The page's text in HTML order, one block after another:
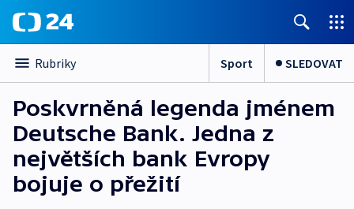
Rubriky Sport SLEDOVAT
Poskvrněná legenda jménem
Deutsche Bank. Jedna z
největších bank Evropy
bojuje o přežití